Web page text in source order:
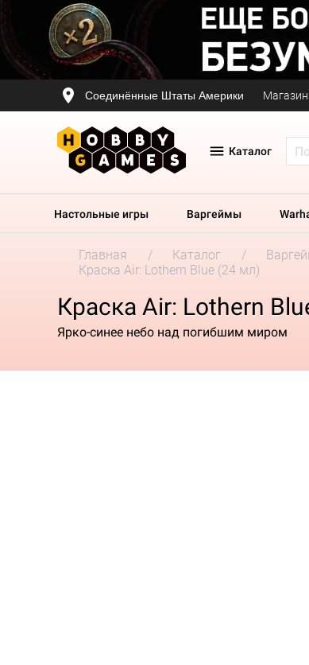
Соединённые Штаты Америки
Каталог
Настольные игры Варгеймы
Главная Каталог
Краска Air: Lothern Blue (24 мл)
Краска Air: Lothern
Ярко-синее небо над погибшим миром